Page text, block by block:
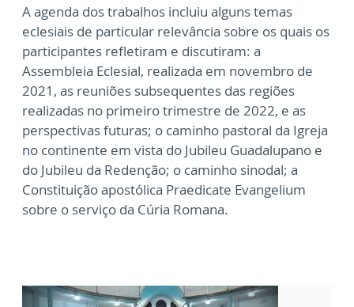
A agenda dos trabalhos incluiu alguns temas
eclesiais de particular relevância sobre os quais os
participantes refletiram e discutiram: a
Assembleia Eclesial, realizada em novembro de
2021, as reuniões subsequentes das regiões
realizadas no primeiro trimestre de 2022, e as
perspectivas futuras; o caminho pastoral da Igreja
no continente em vista do Jubileu Guadalupano e
do Jubileu da Redenção; o caminho sinodal; a
Constituição apostólica Praedicate Evangelium
sobre o serviço da Cúria Romana.